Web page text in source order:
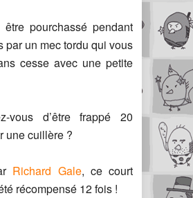
pourchassé pendant
par un mec tordu qui vous
cesse avec une petite
vous d’être frappé 20
une cuillère ?
Richard Gale, ce court
récompensé 12 fois !